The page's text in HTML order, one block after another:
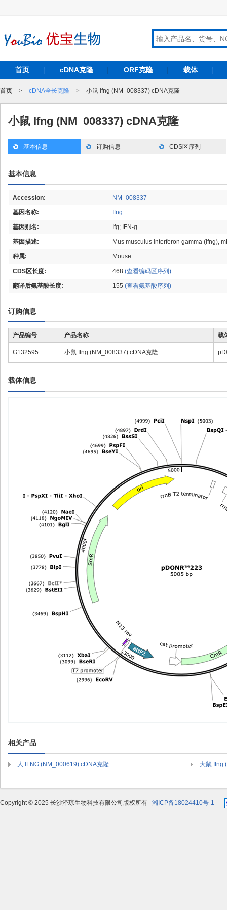
首页 cDNA克隆 ORF克隆 载体
首页 > cDNA全长克隆 > 小鼠 Ifng (NM_008337) cDNA克隆
小鼠 Ifng (NM_008337) cDNA克隆
基本信息 订购信息 CDS区序列
基本信息
Accession: NM_008337
基因名称: Ifng
基因别名: Ifg; IFN-g
基因描述: Mus musculus interferon gamma (Ifng),
种属: Mouse
CDS区长度: 468 (查看编码区序列)
翻译后氨基酸长度: 155 (查看氨基酸序列)
订购信息
产品编号 产品名称 载
G132595 小鼠 Ifng (NM_008337) cDNA克隆
载体信息
相关产品
人 IFNG (NM_000619) cDNA克隆 大鼠 Ifng
Copyright © 2025 长沙泽琼生物科技有限公司版权所有 湘ICP备18024410号-1